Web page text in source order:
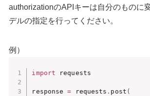
authorizationのAPIキーは自分のものに
デルの指定を行ってください。
例）
import requests
response = requests . post (